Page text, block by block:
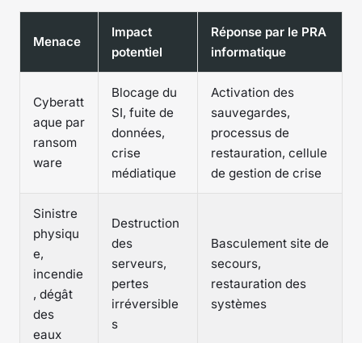
Menace
Impact
potentiel
Réponse par le PRA
informatique
Cyberatt
aque par
ransom
ware
Blocage du
SI, fuite de
données,
crise
médiatique
Activation des
sauvegardes,
processus de
restauration, cellule
de gestion de crise
Sinistre
physiqu
e,
incendie
, dégât
des
eaux
Destruction
des
serveurs,
pertes
irréversible
s
Basculement site de
secours,
restauration des
systèmes